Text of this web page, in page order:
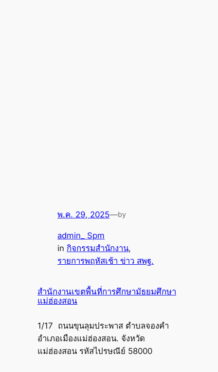
พ.ค. 29, 2025—by
admin_ Spm
in กิจกรรมสำนักงาน
รายการพฤหัสเช้า ข่าว สพฐ.
สำนักงานเขตพื้นที่การศึกษามัธยมศึกษา
แม่ฮ่องสอน
1/17 ถนนขุนลุมประพาส ตำบลจองคำ
อำเภอเมืองแม่ฮ่องสอน. จังหวัด
แม่ฮ่องสอน รหัสไปรษณีย์ 58000